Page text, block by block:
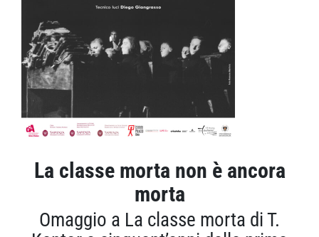
La classe morta non è ancora
morta
Omaggio a La classe morta di T.